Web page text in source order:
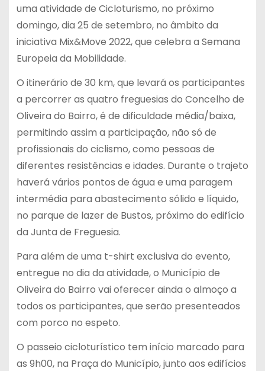
uma atividade de Cicloturismo, no próximo
domingo, dia 25 de setembro, no âmbito da
iniciativa Mix&Move 2022, que celebra a Semana
Europeia da Mobilidade.
O itinerário de 30 km, que levará os participantes
a percorrer as quatro freguesias do Concelho de
Oliveira do Bairro, é de dificuldade média/baixa,
permitindo assim a participação, não só de
profissionais do ciclismo, como pessoas de
diferentes resistências e idades. Durante o trajeto
haverá vários pontos de água e uma paragem
intermédia para abastecimento sólido e líquido,
no parque de lazer de Bustos, próximo do edifício
da Junta de Freguesia.
Para além de uma t-shirt exclusiva do evento,
entregue no dia da atividade, o Município de
Oliveira do Bairro vai oferecer ainda o almoço a
todos os participantes, que serão presenteados
com porco no espeto.
O passeio cicloturístico tem início marcado para
as 9h00, na Praça do Município, junto aos edifícios